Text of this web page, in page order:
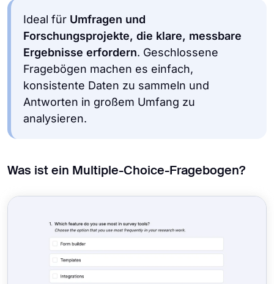
Ideal für Umfragen und
Forschungsprojekte, die klare, messbare
Ergebnisse erfordern. Geschlossene
Fragebögen machen es einfach,
konsistente Daten zu sammeln und
Antworten in großem Umfang zu
analysieren.
Was ist ein Multiple-Choice-Fragebogen?